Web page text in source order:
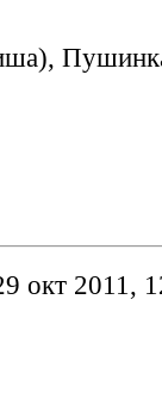
окт 2011,